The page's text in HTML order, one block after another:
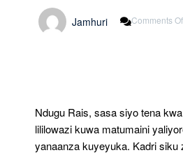
Jamhuri Comments
Ndugu Rais, sasa siyo tena
lililowazi kuwa matumaini
yanaanza kuyeyuka. Kadri siku